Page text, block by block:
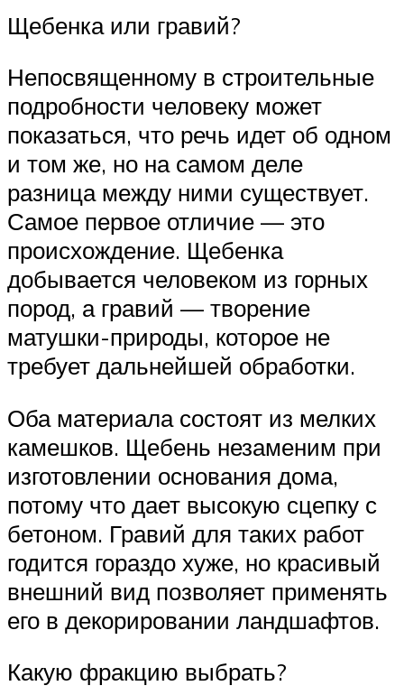
Щебенка или гравий?
Непосвященному в строительные
подробности человеку может
показаться, что речь идет об одном
и том же, но на самом деле
разница между ними существует.
Самое первое отличие — это
происхождение. Щебенка
добывается человеком из горных
пород, а гравий — творение
матушки-природы, которое не
требует дальнейшей обработки.
Оба материала состоят из мелких
камешков. Щебень незаменим при
изготовлении основания дома,
потому что дает высокую сцепку с
бетоном. Гравий для таких работ
годится гораздо хуже, но красивый
внешний вид позволяет применять
его в декорировании ландшафтов.
Какую фракцию выбрать?